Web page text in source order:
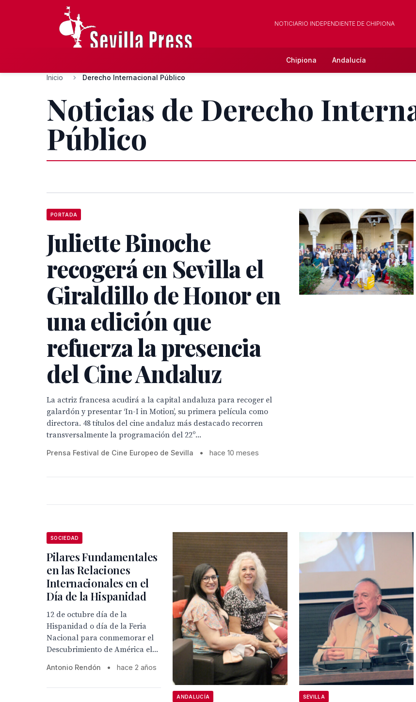
NOTICIARIO INDEPENDIENTE DE CHIPIONA
Chipiona Andalucía
Inicio Derecho Internacional Público
Noticias de Derecho
Público
PORTADA
Juliette Binoche
recogerá en Sevilla el
Giraldillo de Honor en
una edición que
refuerza la presencia
del Cine Andaluz
La actriz francesa acudirá a la capital andaluza para recoger el
galardón y presentar ‘In-I in Motion’, su primera película como
directora. 48 títulos del cine andaluz más destacado recorren
transversalmente la programación del 22º...
Prensa Festival de Cine Europeo de Sevilla • hace 10 meses
SOCIEDAD
Pilares Fundamentales
en las Relaciones
Internacionales en el
Día de la Hispanidad
12 de octubre día de la
Hispanidad o día de la Feria
Nacional para conmemorar el
Descubrimiento de América el...
Antonio Rendón • hace 2 años
ANDALUCÍA SEVILLA